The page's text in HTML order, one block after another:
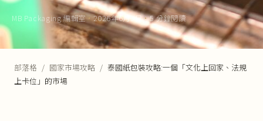
MB Packaging 編輯室·2026年6月3日·5 分鐘閱讀
部落格 / 國家市場攻略 / 泰國紙包裝攻略:一個「文化上回家、法規
上卡位」的市場